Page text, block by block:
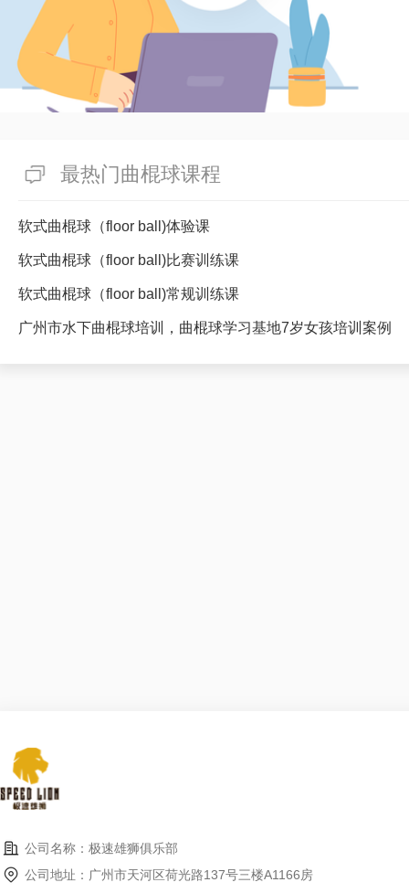
最热门曲棍球课程
软式曲棍球（floor ball)体验课
软式曲棍球（floor ball)比赛训练课
软式曲棍球（floor ball)常规训练课
广州市水下曲棍球培训，曲棍球学习基地7岁女孩培训案例
公司名称：极速雄狮俱乐部
公司地址：广州市天河区荷光路137号三楼A1166房